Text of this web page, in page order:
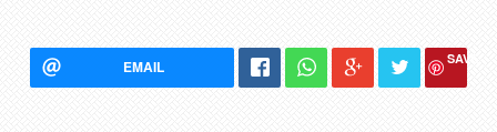
EMAIL SAVE